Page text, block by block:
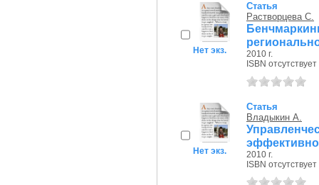
Нет экз.
Статья
Растворцева С.
2010 г.
ISBN отсутствует
Нет экз.
Статья
Владыкин А.
2010 г.
ISBN отсутствует